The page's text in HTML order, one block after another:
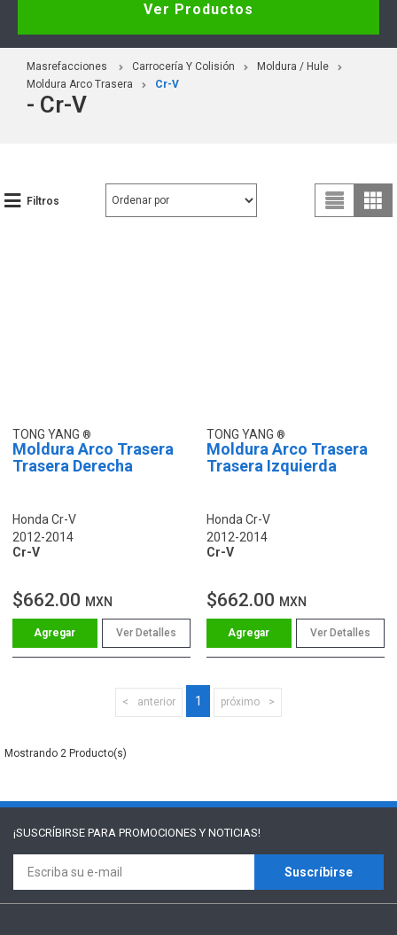
Ver Productos
Masrefacciones Carrocería Y Colisión
Moldura / Hule
Moldura Arco Trasera
Cr-V
- Cr-V
Filtros
TONG YANG
Moldura Arco Trasera
Trasera Derecha
Honda Cr-V
2012-2014
Cr-V
$662.00 MXN
Ver Detalles
TONG YANG
Moldura Arco Trasera
Trasera Izquierda
Honda Cr-V
2012-2014
Cr-V
$662.00 MXN
Ver Detalles
anterior 1 próximo
2
¡SUSCRÍBIRSE PARA PROMOCIONES Y NOTICIAS!
Suscríbirse